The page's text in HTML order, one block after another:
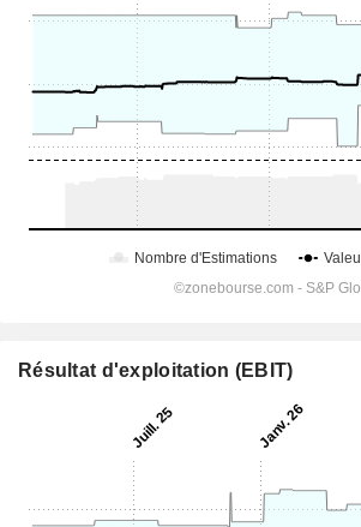
Résultat d'exploitation (EBIT)